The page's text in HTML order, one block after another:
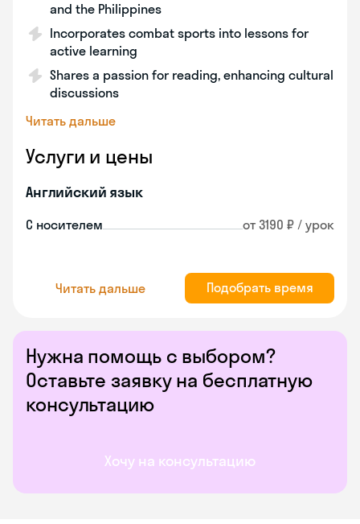
Нужна помощь с выбором?
Оставьте заявку на бесплатную
консультацию
Хочу на консультацию
and the Philippines
Incorporates combat sports into lessons for
active learning
Shares a passion for reading, enhancing cultural
discussions
Читать дальше
Услуги и цены
Английский язык
С носителем от 3190 ₽ / урок
Читать дальше Подобрать время